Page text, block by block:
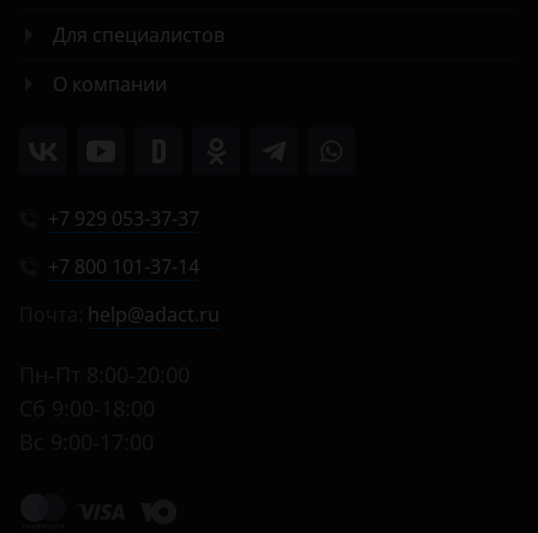
Для специалистов
О компании
+7 929 053-37-37
+7 800 101-37-14
help@adact.ru